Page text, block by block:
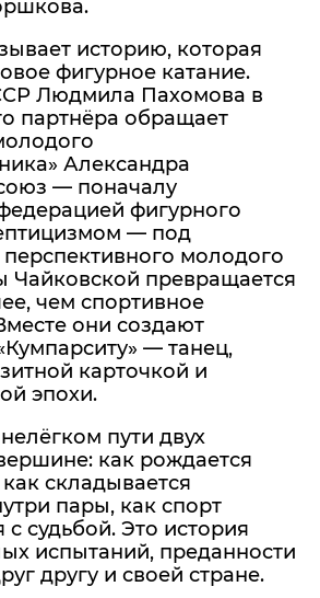
историю, которая
фигурное катание.
Людмила Пахомова в
партнёра обращает
Александра
— поначалу
фигурного
— под
молодого
Чайковской превращается
чем спортивное
они создают
— танец,
карточкой и
эпохи.
пути двух
как рождается
складывается
пары, как спорт
с судьбой. Это история
испытаний, преданности
другу и своей стране.